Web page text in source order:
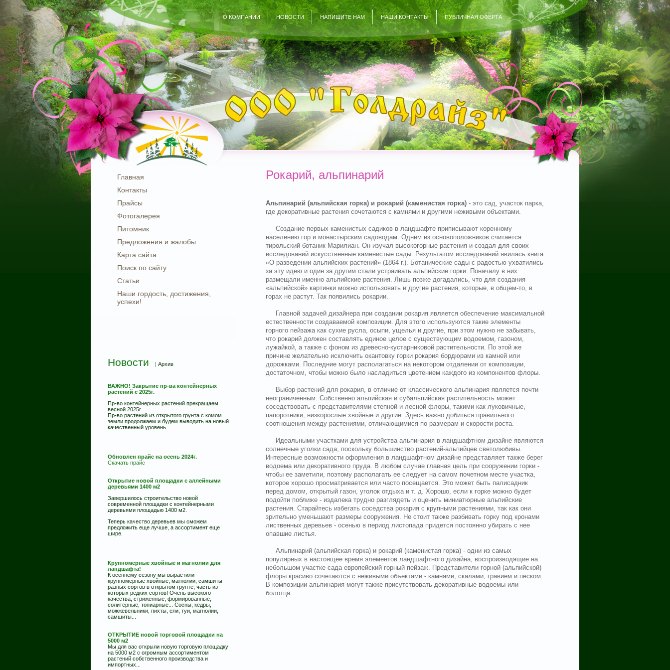
О КОМПАНИИ НОВОСТИ НАПИШИТЕ НАМ НАШИ КОНТАКТЫ ПУБЛИЧНАЯ ОФЕРТА
Главная
Контакты
Прайсы
Фотогалерея
Питомник
Предложения и жалобы
Карта сайта
Поиск по сайту
Статьи
Наши гордость, достижения,
успехи!
Новости | Архив
ВАЖНО! Закрытие пр-ва контейнерных
растений с 2025г.
Пр-во контейнерных растений прекращаем
весной 2025г.
Пр-во растений из открытого грунта с комом
земли продолжаем и будем выводить на новый
качественный уровень
Обновлен прайс на осень 2024г.
Скачать прайс
Открытие новой площадки с аллейными
деревьями 1400 м2
Завершилось строительство новой
современной площадки с контейнерными
деревьями площадью 1400 м2.
Теперь качество деревьев мы сможем
предложить еще лучше, а ассортимент еще
шире.
Крупномерные хвойные и магнолии для
ландшафта!
К осеннему сезону мы вырастили
крупномерные хвойные, магнолии, самшиты
разных сортов в открытом грунте, часть из
которых редких сортов! Очень высокого
качества, стриженные, формированные,
солитерные, топиарные... Сосны, кедры,
можжевельники, пихты, ели, туи, магнолии,
самшиты...
ОТКРЫТИЕ новой торговой площадки на
5000 м2
Мы для вас открыли новую торговую площадку
на 5000 м2 с огромным ассортиментом
растений собственного производства и
импортных...
Рокарий, альпинарий
Альпинарий (альпийская горка) и рокарий (каменистая горка) - это сад, участок парка,
где декоративные растения сочетаются с камнями и другими неживыми объектами.
Создание первых каменистых садиков в ландшафте приписывают коренному
населению гор и монастырским садоводам. Одним из основоположников считается
тирольский ботаник Марилиан. Он изучал высокогорные растения и создал для своих
исследований искусственные каменистые сады. Результатом исследований явилась книга
«О разведении альпийских растений» (1864 г.). Ботанические сады с радостью ухватились
за эту идею и один за другим стали устраивать альпийские горки. Поначалу в них
размещали именно альпийские растения. Лишь позже догадались, что для создания
«альпийской» картинки можно использовать и другие растения, которые, в общем-то, в
горах не растут. Так появились рокарии.
Главной задачей дизайнера при создании рокария является обеспечение максимальной
естественности создаваемой композиции. Для этого используются такие элементы
горного пейзажа как сухие русла, осыпи, ущелья и другие, при этом нужно не забывать,
что рокарий должен составлять единое целое с существующим водоемом, газоном,
лужайкой, а также с фоном из древесно-кустарниковой растительности. По этой же
причине желательно исключить окантовку горки рокария бордюрами из камней или
дорожками. Последние могут располагаться на некотором отдалении от композиции,
достаточном, чтобы можно было насладиться цветением каждого из компонентов флоры.
Выбор растений для рокария, в отличие от классического альпинария является почти
неограниченным. Собственно альпийская и субальпийская растительность может
соседствовать с представителями степной и лесной флоры, такими как луковичные,
папоротники, низкорослые хвойные и другие. Здесь важно добиться правильного
соотношения между растениями, отличающимися по размерам и скорости роста.
Идеальными участками для устройства альпинария в ландшафтном дизайне являются
солнечные уголки сада, поскольку большинство растений-альпийцев светолюбивы.
Интересные возможности оформления в ландшафтном дизайне представляет также берег
водоема или декоративного пруда. В любом случае главная цель при сооружении горки -
чтобы ее заметили, поэтому располагать ее следует на самом почетном месте участка,
которое хорошо просматривается или часто посещается. Это может быть палисадник
перед домом, открытый газон, уголок отдыха и т. д. Хорошо, если к горке можно будет
подойти поближе - издалека трудно разглядеть и оценить миниатюрные альпийские
растения. Старайтесь избегать соседства рокария с крупными растениями, так как они
зрительно уменьшают размеры сооружения. Не стоит также разбивать горку под кронами
лиственных деревьев - осенью в период листопада придется постоянно убирать с нее
опавшие листья.
Альпинарий (альпийская горка) и рокарий (каменистая горка) - одни из самых
популярных в настоящее время элементов ландшафтного дизайна, воспроизводящие на
небольшом участке сада европейский горный пейзаж. Представители горной (альпийской)
флоры красиво сочетаются с неживыми объектами - камнями, скалами, гравием и песком.
В композиции альпинария могут также присутствовать декоративные водоемы или
болотца.